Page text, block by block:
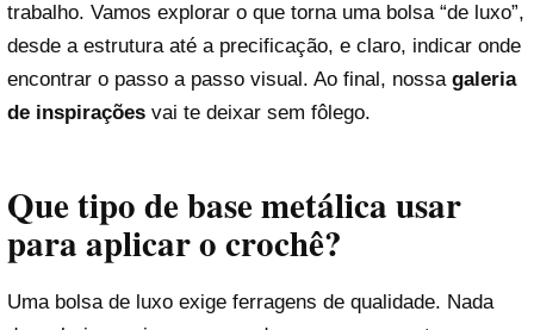
trabalho. Vamos explorar o que torna uma bolsa “de luxo”,
desde a estrutura até a precificação, e claro, indicar onde
encontrar o passo a passo visual. Ao final, nossa galeria
de inspirações vai te deixar sem fôlego.
Que tipo de base metálica usar
para aplicar o crochê?
Uma bolsa de luxo exige ferragens de qualidade. Nada